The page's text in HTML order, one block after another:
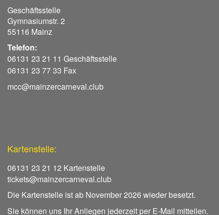
Geschäftsstelle
Gymnasiumstr. 2
55116 Mainz
Telefon:
06131 23 21 11 Geschäftsstelle
06131 23 77 33 Fax
mcc@mainzercarneval.club
Kartenstelle:
06131 23 21 12 Kartenstelle
tickets@mainzercarneval.club
Die Kartenstelle ist ab November 2026 wieder besetzt.
Sie können uns Ihr Anliegen jederzeit per E-Mail mitteilen.